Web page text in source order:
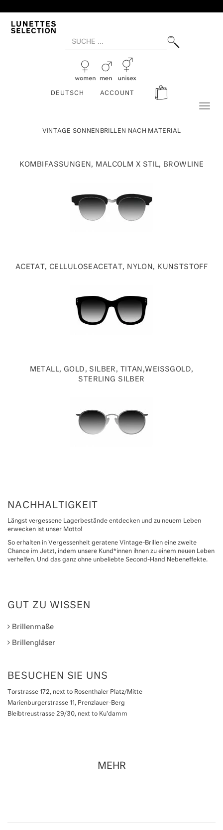
DEUTSCH ACCOUNT
VINTAGE SONNENBRILLEN NACH MATERIAL
KOMBIFASSUNGEN, MALCOLM X STIL, BROWLINE
ACETAT, CELLULOSEACETAT, NYLON, KUNSTSTOFF
METALL, GOLD, SILBER, TITAN,WEISSGOLD, S
TERLING SILBER
NACHHALTIGKEIT
Längst vergessene Lagerbestände entdecken und zu neuem Leben
erwecken ist unser Motto!
So erhalten in Vergessenheit geratene Vintage-Brillen eine zweite
Chance im Jetzt, indem unsere Kund*innen ihnen zu einem neuen Leben
verhelfen. Und das ganz ohne unbeliebte Second-Hand Nebeneffekte.
GUT ZU WISSEN
Brillenmaße
Brillengläser
BESUCHEN SIE UNS
Torstrasse 172, next to Rosenthaler Platz/Mitte
Marienburgerstrasse 11, Prenzlauer-Berg
Bleibtreustrasse 29/30, next to Ku'damm
MEHR